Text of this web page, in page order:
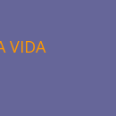
VIDA